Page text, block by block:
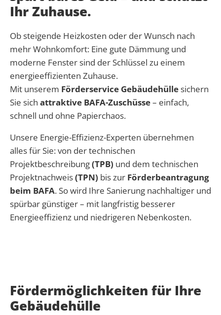
Ihr Zuhause.
Ob steigende Heizkosten oder der Wunsch nach
mehr Wohnkomfort: Eine gute Dämmung und
moderne Fenster sind der Schlüssel zu einem
energieeffizienten Zuhause.
Mit unserem Förderservice Gebäudehülle sichern
Sie sich attraktive BAFA-Zuschüsse– einfach,
schnell und ohne Papierchaos.
Unsere Energie-Effizienz-Experten übernehmen
alles für Sie: von der technischen
Projektbeschreibung(TPB) und dem technischen
Projektnachweis(TPN) bis zur Förderbeantragung
beim BAFA. So wird Ihre Sanierung nachhaltiger und
spürbar günstiger – mit langfristig besserer
Energieeffizienz und niedrigeren Nebenkosten.
Fördermöglichkeiten für Ihre
Gebäudehülle